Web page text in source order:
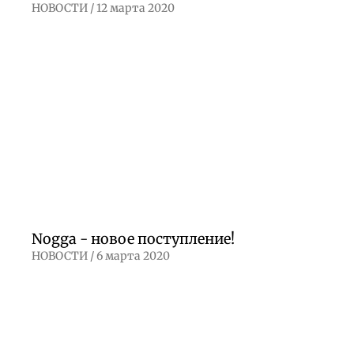
НОВОСТИ / 12 марта 2020
Nogga - новое поступление!
НОВОСТИ /6 марта 2020